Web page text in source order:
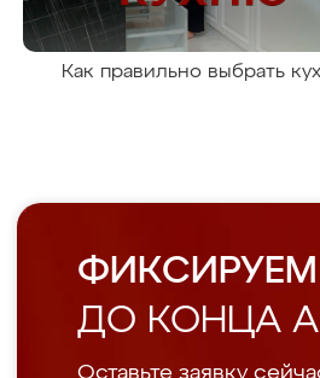
Как правильно выбрать
ФИКСИРУЕМ
ДО КОНЦА
Оставьте заявку